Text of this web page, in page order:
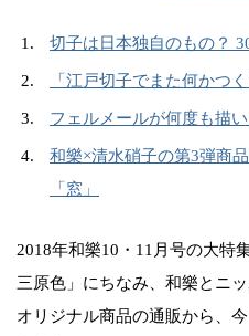
切子は日本独自のもの？
「江戸切子でまた何かつ
フェルメールが何度も描
和樂×清水硝子の第3弾商
「窓」
2018年和樂10・11月号の大特
三原色」にちなみ、和樂とニ
オリジナル商品の通販から、